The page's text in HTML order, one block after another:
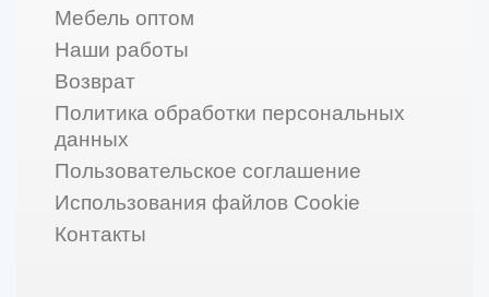
Мебель оптом
Наши работы
Возврат
Политика обработки персональных
данных
Пользовательское соглашение
Использования файлов Cookie
Контакты